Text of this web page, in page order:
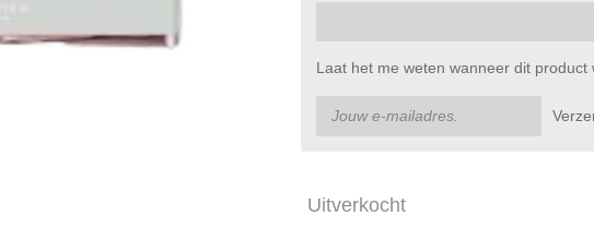
Laat het me weten wanneer dit product
Uitverkocht